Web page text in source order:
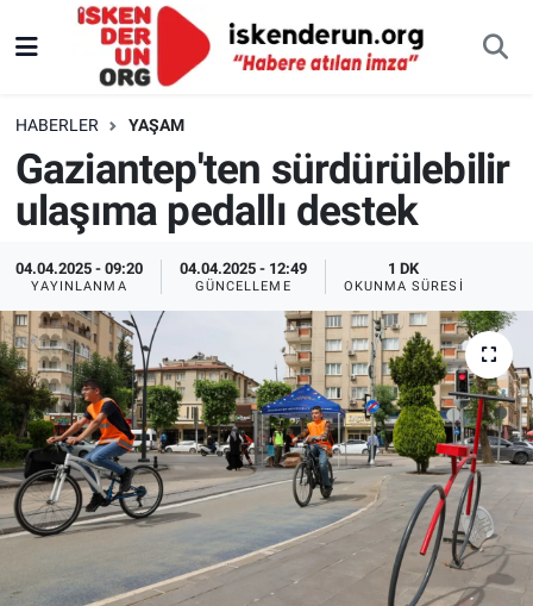
HABERLER YAŞAM
Gaziantep'ten sürdürülebilir
ulaşıma pedallı destek
04.04.2025 - 09:20
YAYINLANMA
04.04.2025 - 12:49
GÜNCELLEME
1 DK
OKUNMA SÜRESI